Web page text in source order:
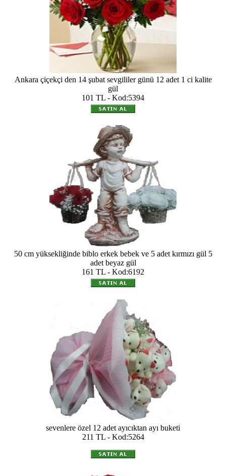
Ankara çiçekçi den 14 şubat sevgililer günü 12 adet 1 ci kalite
gül
101 TL - Kod:5394
50 cm yüksekliğinde biblo erkek bebek ve 5 adet kırmızı gül 5
adet beyaz gül
161 TL - Kod:6192
sevenlere özel 12 adet ayıcıktan ayı buketi
211 TL - Kod:5264